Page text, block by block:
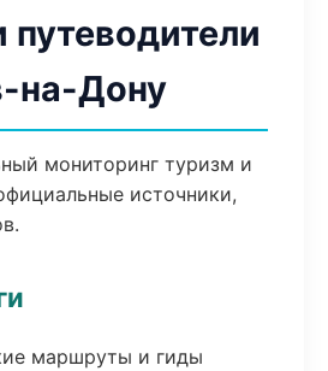
путеводители
на-Дону
мониторинг туризм и
источники,
маршруты и гиды